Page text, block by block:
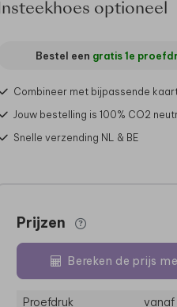
optioneel
Bestel een gratis 1e
Combineer met bijpassende
Jouw bestelling is 100% CO2
Snelle verzending NL & BE
Prijzen
Bereken de prijs
Proefdruk
vanaf